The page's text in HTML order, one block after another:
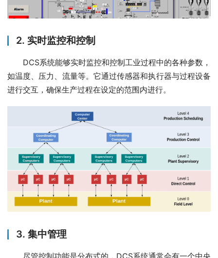
2. 实时监控和控制
DCS系统能够实时监控和控制工业过程中的各种参数，
如温度、压力、流量等。它通过传感器和执行器与过程设备
进行交互，确保生产过程在设定的范围内进行。
3. 集中管理